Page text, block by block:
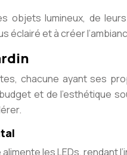
lumineux, de
éclairé et à créer
chacune ayant ses
et de l’esthétique
les LEDs,